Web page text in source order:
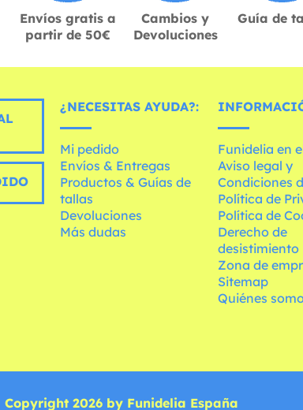
Envíos gratis a
partir de 50€
Cambios y
Devoluciones
Guía de
¿NECESITAS AYUDA?:
Mi pedido
Envíos & Entregas
Productos & Guías de
tallas
Devoluciones
Más dudas
Funidelia en
Aviso legal y
Condiciones
Política de
Política de
Derecho de
desistimiento
Zona de
Sitemap
Quiénes
Copyright 2026 by Funidelia España